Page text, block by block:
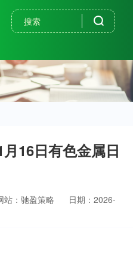
16日有色金属日
站：驰盈策略
日期：2026-